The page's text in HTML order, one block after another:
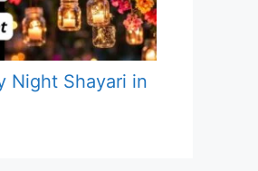
Night Shayari in